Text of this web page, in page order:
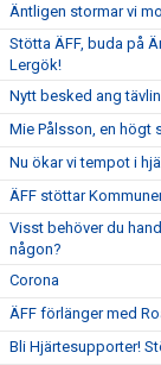
Äntligen stormar vi
Stötta ÄFF, buda på
Lergök!
Nytt besked ang
Mie Pålsson, en högt
Nu ökar vi tempot i
ÄFF stöttar
Visst behöver du
någon?
Corona
ÄFF förlänger med
Bli Hjärtesupporter!